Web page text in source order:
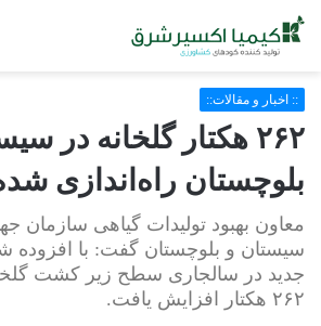
:: اخبار و مقالات::
۲۶۲ هکتار گلخانه در
بلوچستان راه‌اندازی
معاون بهبود تولیدات گیاهی سازمان
جدید در سالجاری سطح زیر کشت
۲۶۲ هکتار افزایش یافت.